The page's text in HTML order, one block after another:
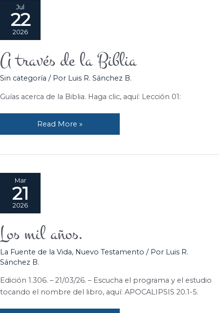
Jul
22
2026
A través de la Biblia
Sin categoría / Por Luis R. Sánchez B.
Guías acerca de la Biblia. Haga clic, aquí: Lección 01:
A
través
de
Read More »
Mar
21
2026
Los mil años.
La Fuente de la Vida, Nuevo Testamento / Por Luis R.
Sánchez B.
Edición 1.306. – 21/03/26. – Escucha el programa y el estudio
tocando el nombre del libro, aquí: APOCALIPSIS 20.1-5.
Los
mil
años.